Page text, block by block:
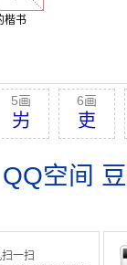
楷书
5画
屴
6画
吏
QQ空间
一扫